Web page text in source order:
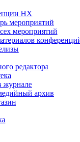
НХ
мероприятий
мероприятий
редактора
журнале
архив